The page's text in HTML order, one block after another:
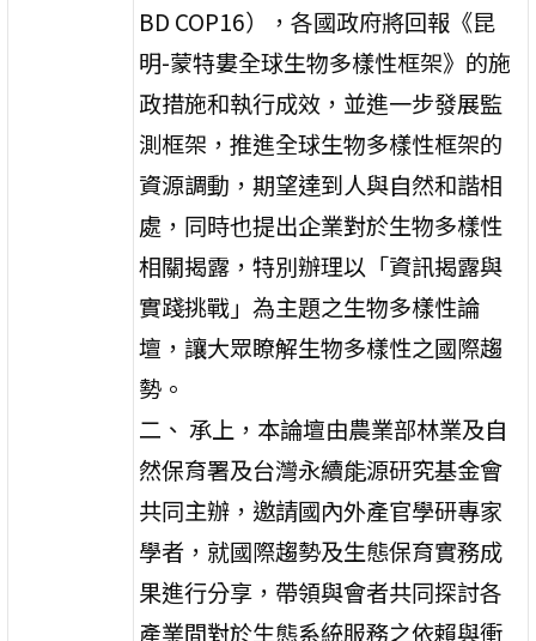
BD COP16），各國政府將回報《昆
明-蒙特婁全球生物多樣性框架》的施
政措施和執行成效，並進一步發展監
測框架，推進全球生物多樣性框架的
資源調動，期望達到人與自然和諧相
處，同時也提出企業對於生物多樣性
相關揭露，特別辦理以「資訊揭露與
實踐挑戰」為主題之生物多樣性論
壇，讓大眾瞭解生物多樣性之國際趨
勢。
二、 承上，本論壇由農業部林業及自
然保育署及台灣永續能源研究基金會
共同主辦，邀請國內外產官學研專家
學者，就國際趨勢及生態保育實務成
果進行分享，帶領與會者共同探討各
產業間對於生態系統服務之依賴與衝